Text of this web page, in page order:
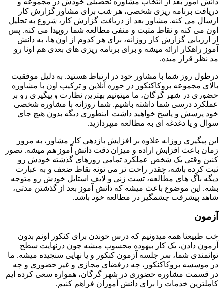
دانش آموز بعد از انتخاب مشاوره تحصیلی خودش در مجموعه و
دریافت برنامه ریزی شخصی، هر شب برای مشاور گزارش کار
ارسال می کنه. مشاور بعد از دریافت گزارش کار، شروع به تحلیل
اون می کنه و نقاط مثبت و منفی مطالعه شما روپیدا می کنه. پس
از ارزیابی گزارش کار روزانه، برای هر کدوم از اون ها، به دانش
آموز راهکار ارائه میشه و برای برنامه ریزی های بعدی هم اونا رو
مد نظر قرار میده.
درطول روز شما با مشاور خود در ارتباط هستید. به دلیل موفقیت
بالای مجموعه بروکاکنکور در حوزه آنلاین و ترکیب اون با مشاوره
حضوری در شهر گرگان، ما میتونیم بهترین نظارت و پیگیری رو بر
عملکرد درسی شما داشته باشیم. شما روزانه با مشاوره شخصی
خود پرسش و پاسخ خواهید داشت. اینطوری دیگه بدون هیچ جای
سوال و یا دغدغه ­ای به مطالعه می­پردازید.
این پیگیری روزانه علاوه بر افزایش بازدهی کار مشاور، به مرور
زمان باعث افزایش اراده و میزان دقت دانش آموز هم میشه. تصور
کنین وقتی یک شخص عملکرد تمامی روزهای گذشته خودش رو
ثبت کرده باشه، چقدر راحت تر می تونه نقاط ضعف و به عبارت
دیگه باگ های مطالعه، تست زنی و لایف استایل خودش رو متوجه
بشه. این موضوع باعث میشه که دانش آموز بعد از گذشتن مدتی،
شاهد پیشرفت چشمگیر در مطالعه خود باشد.
آزمون
خب طبیعتا همه میدونیم که درس خوندن برای کنکور اونم بدون
آزمون دادن، یک کار بیهوده محسوب میشه چون درنهایت سطح
توانمندی شما، سر جلسه آزمون کنکور و یا نهایی سنجیده میشه. ما
در موسسه بروکاکنکور، چه درفضای مجازی و غیر حضوری و چه
در قسمت مشاوره حضوری در شهر گرگان، همواره سعی کرده ­ایم
کامل­ترین خدمات را برای دانش آموزان فراهم کنیم.